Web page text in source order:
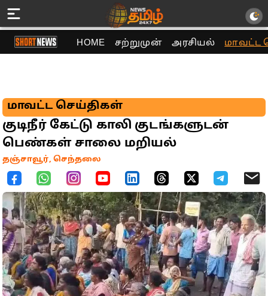
HOME சற்றுமுன் அரசியல் மாவட்ட
மாவட்ட செய்திகள்
குடிநீர் கேட்டு காலி குடங்களுடன்
பெண்கள் சாலை மறியல்
தஞ்சாவூர், செந்தலை